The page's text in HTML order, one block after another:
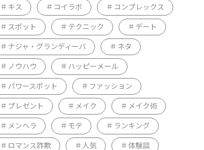
キス コイラボ コンプレックス
スポット テクニック デート
ナジャ・グランディーバ ネタ
ノウハウ ハッピーメール
パワースポット ファッション
プレゼント メイク メイク術
メンヘラ モテ ランキング
ロマンス詐欺 人気 体験談